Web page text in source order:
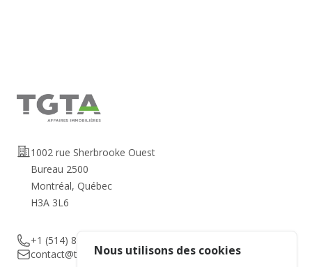
Adresse
1002 rue Sherbrooke Ouest
Bureau 2500
Montréal, Québec
H3A 3L6
Telephone
+1 (514) 878-1010
Emailcontact@tgta.caNous utilisons des cookies